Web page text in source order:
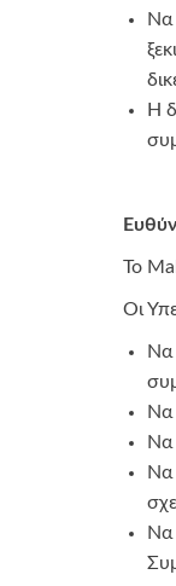
Να
Η
Το
Οι
Να
Να
Να
Να
Να